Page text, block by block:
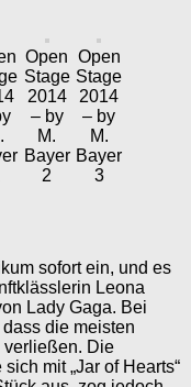
Open
Stage
2014
– by
M.
Bayer
2
Open
Stage
2014
– by
M.
Bayer
3
sofort ein, und es
Leona
Lady Gaga. Bei
die meisten
verließen. Die
mit „Jar of Hearts“